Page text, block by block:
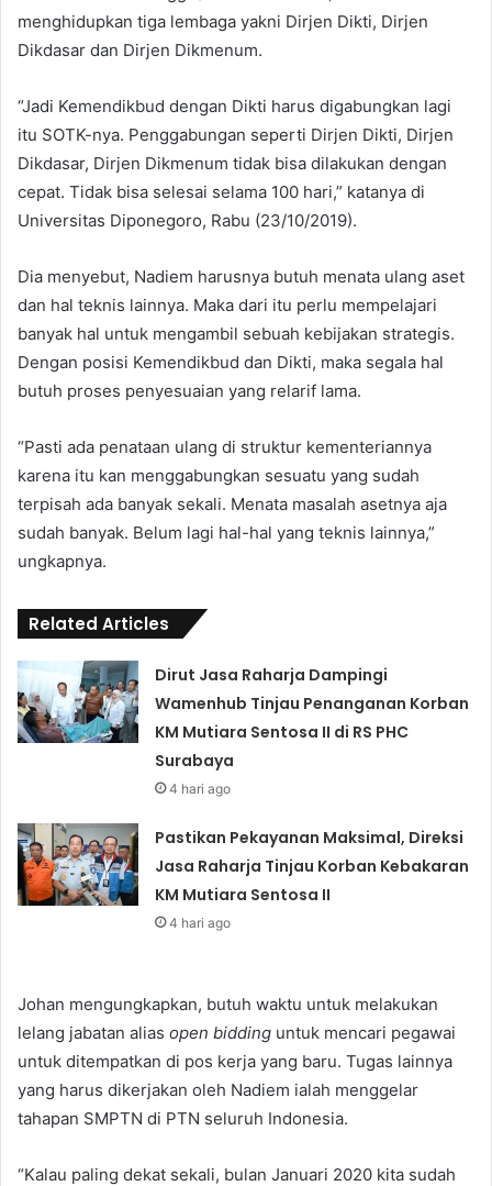
menghidupkan tiga lembaga yakni Dirjen Dikti, Dirjen
Dikdasar dan Dirjen Dikmenum.
“Jadi Kemendikbud dengan Dikti harus digabungkan lagi
itu SOTK-nya. Penggabungan seperti Dirjen Dikti, Dirjen
Dikdasar, Dirjen Dikmenum tidak bisa dilakukan dengan
cepat. Tidak bisa selesai selama 100 hari,” katanya di
Universitas Diponegoro, Rabu (23/10/2019).
Dia menyebut, Nadiem harusnya butuh menata ulang aset
dan hal teknis lainnya. Maka dari itu perlu mempelajari
banyak hal untuk mengambil sebuah kebijakan strategis.
Dengan posisi Kemendikbud dan Dikti, maka segala hal
butuh proses penyesuaian yang relarif lama.
“Pasti ada penataan ulang di struktur kementeriannya
karena itu kan menggabungkan sesuatu yang sudah
terpisah ada banyak sekali. Menata masalah asetnya aja
sudah banyak. Belum lagi hal-hal yang teknis lainnya,”
ungkapnya.
Related Articles
Dirut Jasa Raharja Dampingi
Wamenhub Tinjau Penanganan Korban
KM Mutiara Sentosa II di RS PHC
Surabaya
4 hari ago
Pastikan Pekayanan Maksimal, Direksi
Jasa Raharja Tinjau Korban Kebakaran
KM Mutiara Sentosa II
4 hari ago
Johan mengungkapkan, butuh waktu untuk melakukan
lelang jabatan alias open bidding untuk mencari pegawai
untuk ditempatkan di pos kerja yang baru. Tugas lainnya
yang harus dikerjakan oleh Nadiem ialah menggelar
tahapan SMPTN di PTN seluruh Indonesia.
“Kalau paling dekat sekali, bulan Januari 2020 kita sudah